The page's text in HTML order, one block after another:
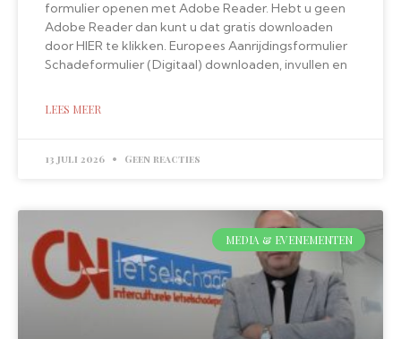
formulier openen met Adobe Reader. Hebt u geen
Adobe Reader dan kunt u dat gratis downloaden
door HIER te klikken. Europees Aanrijdingsformulier
Schadeformulier (Digitaal) downloaden, invullen en
LEES MEER
13 juli 2026 Geen reacties
MEDIA & EVENEMENTEN